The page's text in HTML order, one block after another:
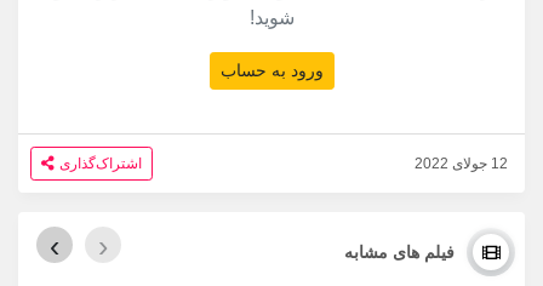
شوید!
ورود به حساب
12 جولای 2022 اشتراک‌گذاری
فیلم های مشابه ‹
›